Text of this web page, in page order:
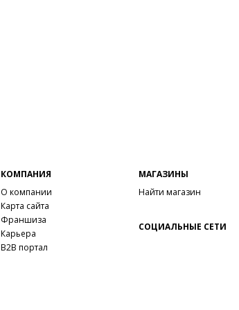
КОМПАНИЯ
О компании
Карта сайта
Франшиза
Карьера
B2B портал
МАГАЗИНЫ
Найти магазин
СОЦИАЛЬНЫЕ СЕТИ